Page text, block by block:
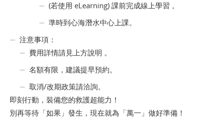
(若使用 eLearning) 課前完成線上學習 。
準時到心海潛水中心上課。
注意事項：
費用詳情請見上方說明 。
名額有限，建議提早預約。
取消/改期政策請洽詢。
即刻行動，裝備您的救護超能力！
別再等待「如果」發生，現在就為「萬一」做好準備！